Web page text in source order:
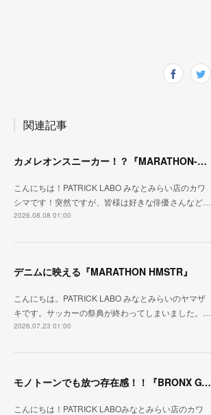
関連記事
カメレオンスニーカー！？『MARATHON-NTRAL』『STADIUM-NTRAL』
こんにちは！PATRICK LABO みなとみらい店のカワ
シマです！突然ですが、皆様は好きな俳優さんなど…
2026.08.08 01:00
デニムに映える『MARATHON HMSTR』
こんにちは。PATRICK LABO みなとみらいのヤマザ
キです。サッカーの祭典が終わってしまいました。…
2026.07.23 01:00
モノトーンでも放つ存在感！！『BRONX GY/BK』
こんにちは！PATRICK LABOみなとみらい店のカワ